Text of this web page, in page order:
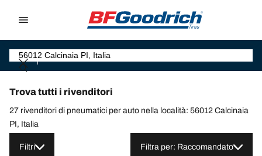
Trova tutti i rivenditori
27 rivenditori di pneumatici per auto nella località: 56012 Calcinaia
PI, Italia
Filtri Filtra per: Raccomandato